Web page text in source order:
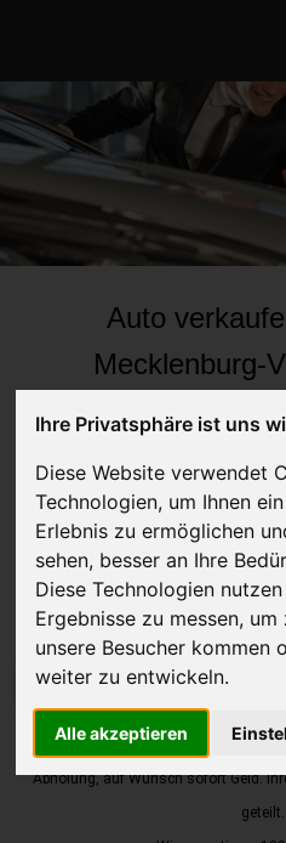
Ihre Privatsphäre ist uns
Diese Website verwendet
Technologien, um Ihnen
Erlebnis zu ermöglichen
sehen, besser an Ihre
Diese Technologien
Ergebnisse zu messen,
unsere Besucher kommen
weiter zu entwickeln.
Alle akzeptieren
Auto
Mecklenburg-
Auf Wunsch sofort Geld
JETZT
Kostenloses Angebot
für den
Abholung, auf Wunsch sofort Geld.
geteilt.